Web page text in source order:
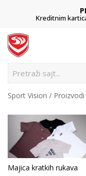
Kreditnim
Pretraž
Sport Vision Proizvodi
Majica kratkih rukava